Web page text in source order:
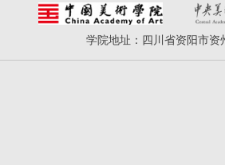
学院地址：四川省资阳市